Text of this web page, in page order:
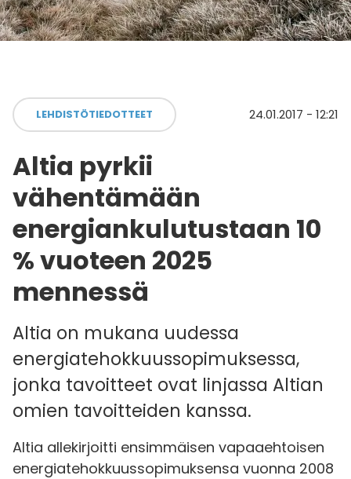
LEHDISTÖTIEDOTTEET 24.01.2017 - 12:21
Altia pyrkii
vähentämään
energiankulutustaan 10
% vuoteen 2025
mennessä
Altia on mukana uudessa
energiatehokkuussopimuksessa,
jonka tavoitteet ovat linjassa Altian
omien tavoitteiden kanssa.
Altia allekirjoitti ensimmäisen vapaaehtoisen
energiatehokkuussopimuksensa vuonna 2008